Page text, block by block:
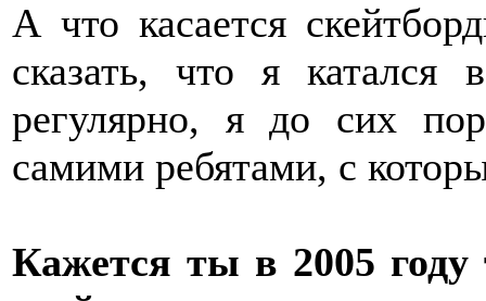
А что касается
сказать, что я катался
регулярно, я до сих
самими ребятами, с
Кажется ты в 2005